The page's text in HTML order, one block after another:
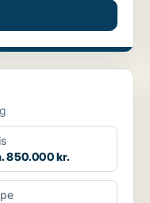
850.000 kr.